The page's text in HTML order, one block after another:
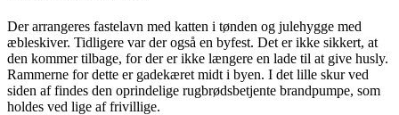
Der arrangeres fastelavn med katten i tønden og julehygge med
æbleskiver. Tidligere var der også en byfest. Det er ikke sikkert, at
den kommer tilbage, for der er ikke længere en lade til at give husly.
Rammerne for dette er gadekæret midt i byen. I det lille skur ved
siden af findes den oprindelige rugbrødsbetjente brandpumpe, som
holdes ved lige af frivillige.